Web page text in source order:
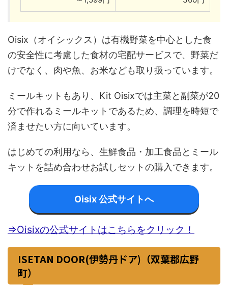
Oisix（オイシックス）は有機野菜を中心とした食
の安全性に考慮した食材の宅配サービスで、野菜だ
けでなく、肉や魚、お米なども取り扱っています。
ミールキットもあり、Kit Oisixでは主菜と副菜が20
分で作れるミールキットであるため、調理を時短で
済ませたい方に向いています。
はじめての利用なら、生鮮食品・加工食品とミール
キットを詰め合わせお試しセットの購入できます。
Oisix 公式サイトへ
⇒Oisixの公式サイトはこちらをクリック！
ISETAN DOOR(伊勢丹ドア)（双葉郡広野
町）